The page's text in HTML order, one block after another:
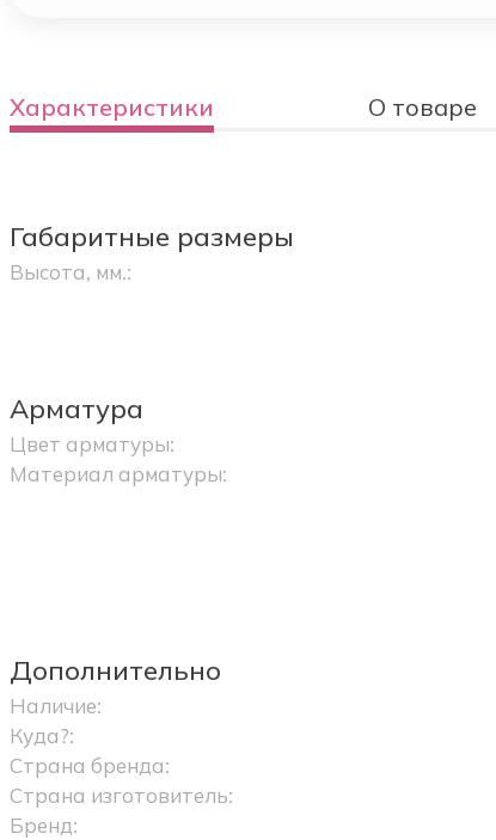
Характеристики О товаре
Габаритные размеры
Высота, мм.:
Арматура
Цвет арматуры:
Материал арматуры:
Дополнительно
Наличие:
Куда?:
Страна бренда:
Страна изготовитель:
Бренд: